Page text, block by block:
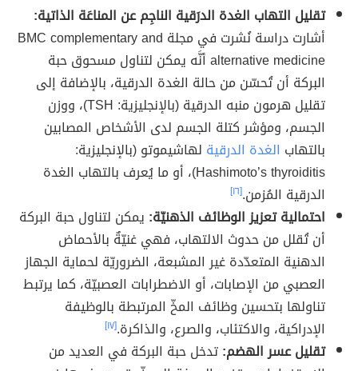
تقليل التهاب الغدة الدرَقية الناجِم عن المناعَة الذاتية:
أشارت دراسة نُشرت في مجلة BMC complementary and
alternative medicine أنَّه يمكن لتناول مسحوق حبة
البركة أن تُحسّن من حالة الغدة الدرقية، بالإضافة إلى
تقليل هرمون منبه الدرقية (بالإنجليزية: TSH)، ووزن
الجسم، ومؤشر كتلة الجسم لدى الأشخاص المصابين
بالتهاب الغدة الدرقية لهاشيموتو (بالإنجليزية:
Hashimoto’s thyroiditis)، أو ما يُعرف بالتهاب الغدة
الدرقية المُزمن.[١٦]
احتمالية تعزيز الوظائف الذهنيّة: يمكن لتناول حبة البركة
أن تُقلل من حدوث الالتهاب، فهي غنيّةٌ بالأحماض
الدهنية المتعدّدة غير المشبعة، الضروريّة لحماية الجهاز
العصبي من الإصابات، أو الاضطرابات العصبيّة، كما يرتبط
تناولها بتحسين وظائف المخّ المرتبطة بالوظيفة
الإدراكية، والاكتئاب، والصرع، والذاكرة.[١٧]
تقليل عسر الهضم:تدخل حبة البركة في العديد من